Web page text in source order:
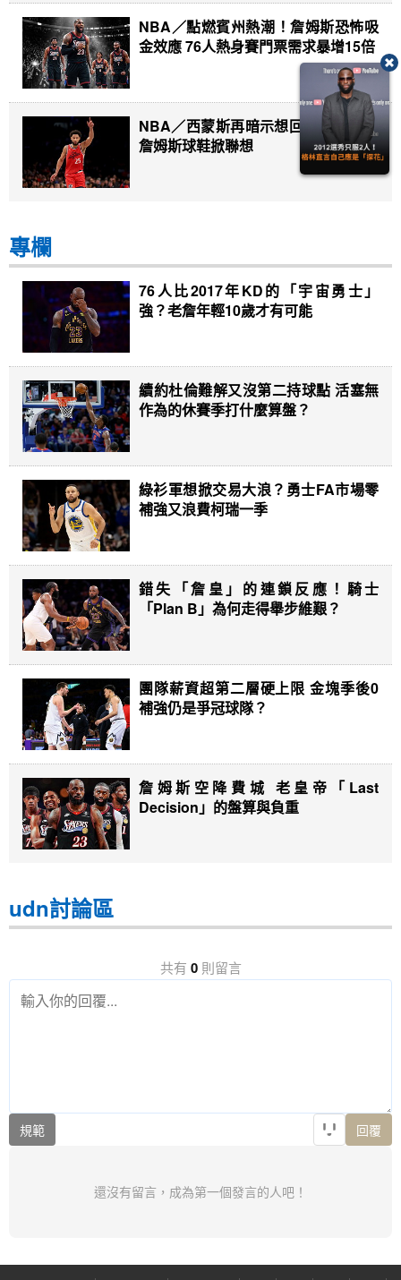
NBA／點燃賓州熱潮！詹姆斯恐怖吸
金效應 76人熱身賽門票需求暴增15倍
NBA／西蒙斯再暗示想回76人？IG曬
詹姆斯球鞋掀聯想
專欄
76人比2017年KD的「宇宙勇士」
強？老詹年輕10歲才有可能
續約杜倫難解又沒第二持球點 活塞無
作為的休賽季打什麼算盤？
綠衫軍想掀交易大浪？勇士FA市場零
補強又浪費柯瑞一季
錯失「詹皇」的連鎖反應！騎士
「Plan B」為何走得舉步維艱？
團隊薪資超第二層硬上限 金塊季後0
補強仍是爭冠球隊？
詹姆斯空降費城 老皇帝「Last
Decision」的盤算與負重
udn討論區
共有 0則留言
規範 回覆
還沒有留言，成為第一個發言的人吧！